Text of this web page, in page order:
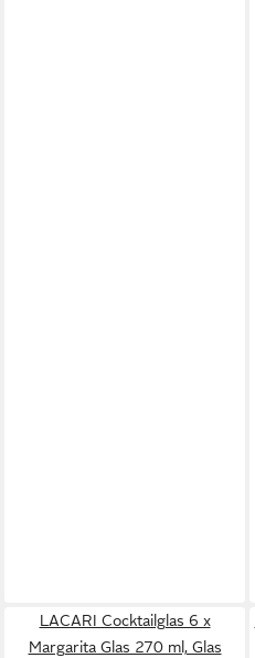
LACARI Cocktailglas 6 x
Margarita Glas 270 ml, Glas